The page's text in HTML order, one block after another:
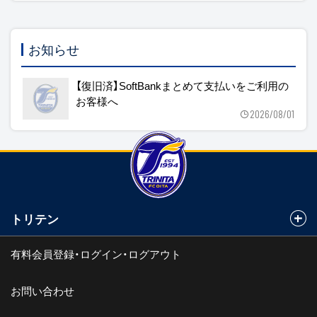
お知らせ
【復旧済】SoftBankまとめて支払いをご利用の
お客様へ
2026/08/01
トリテン
有料会員登録・ログイン・ログアウト
お問い合わせ